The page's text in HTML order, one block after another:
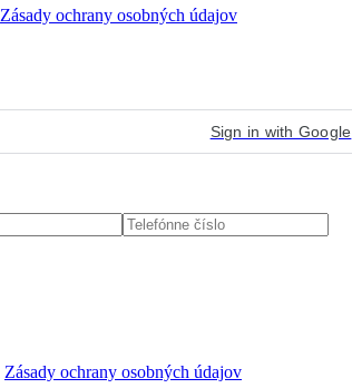
Zásady ochrany osobných údajov
Sign in with Google
Zásady ochrany osobných údajov